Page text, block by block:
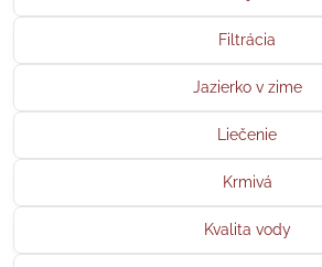
Filtrácia
Jazierko v zime
Liečenie
Krmivá
Kvalita vody